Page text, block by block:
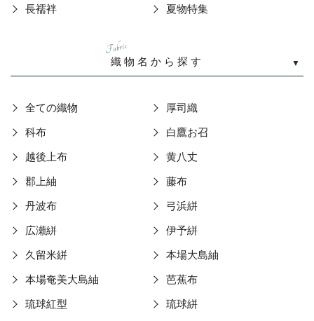
長襦袢 夏物特集
織物名から探す
Fabric
全ての織物 厚司織
科布 白鷹お召
越後上布 黄八丈
郡上紬 藤布
丹波布 弓浜絣
広瀬絣 伊予絣
久留米絣 本場大島紬
本場奄美大島紬 芭蕉布
琉球紅型 琉球絣